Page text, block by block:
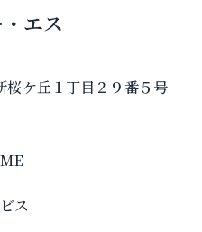
エス
桜ケ丘１丁目２９番５号
ス